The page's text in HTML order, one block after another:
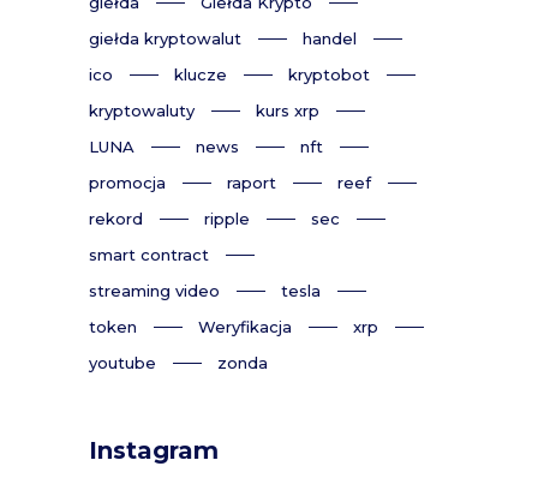
giełda kryptowalut
handel
ico
klucze
kryptobot
kryptowaluty
kurs xrp
LUNA
news
nft
promocja
raport
reef
rekord
ripple
sec
smart contract
streaming video
tesla
token
Weryfikacja
xrp
youtube
zonda
Instagram